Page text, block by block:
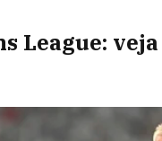
League: